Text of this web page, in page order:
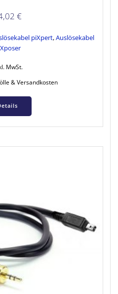
€
piXpert,Auslösekabel
MwSt.
& Versandkosten